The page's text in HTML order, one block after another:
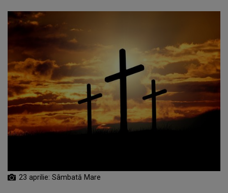
23 aprilie: Sâmbată Mare